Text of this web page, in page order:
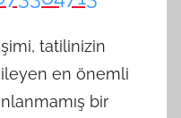
tatilinizin
en önemli
bir